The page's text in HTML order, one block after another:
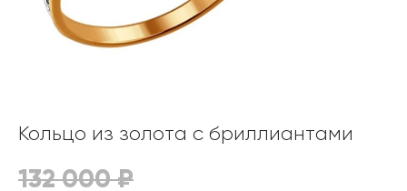
Кольцо из золота с бриллиантами
132 000₽